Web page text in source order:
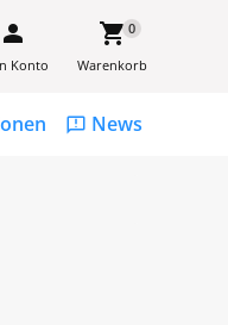
person
Konto
shopping_cart0
Warenkorb
feedback News